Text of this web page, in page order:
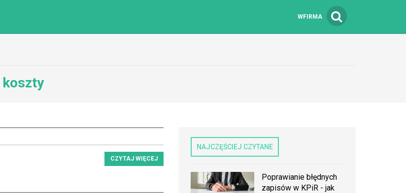
WFIRMA
koszty
CZYTAJ WIĘCEJ
NAJCZĘŚCIEJ CZYTANE
Poprawianie błędnych
zapisów w KPiR - jak